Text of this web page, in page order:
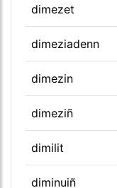
dimezet
dimeziadenn
dimezin
dimeziñ
dimilit
diminuiñ